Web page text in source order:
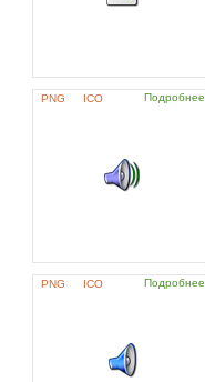
PNG ICO Подробнее
PNG ICO Подробнее